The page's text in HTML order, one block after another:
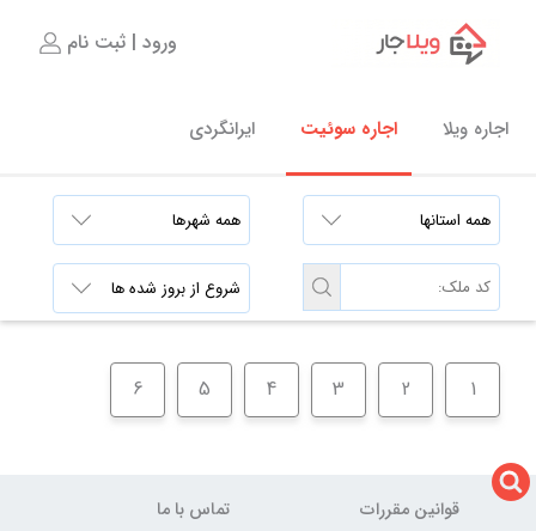
اجاره ویلا اجاره سوئیت ایرانگردی
ورود | ثبت نام
1
2
3
4
5
6
قوانین مقررات
تماس با ما